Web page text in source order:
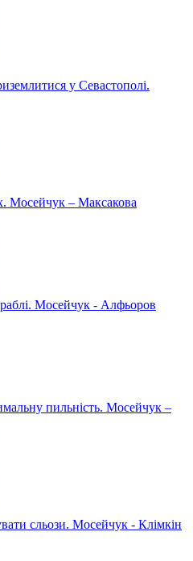
у Севастополі.
Мосейчук – Максакова
Мосейчук - Алфьоров
пильність. Мосейчук –
сльози. Мосейчук - Клімкін